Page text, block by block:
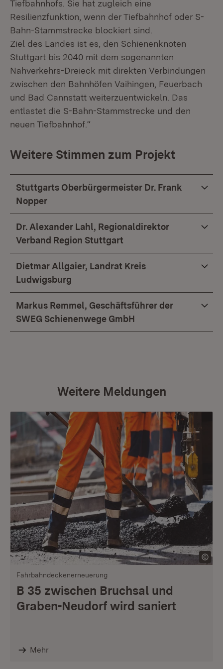
Tiefbahnhofs. Sie hat zugleich eine
Resilienzfunktion, wenn der Tiefbahnhof oder S-
Bahn-Stammstrecke blockiert sind.
Ziel des Landes ist es, den Schienenknoten
Stuttgart bis 2040 mit dem sogenannten
Nahverkehrs-Dreieck mit direkten Verbindungen
zwischen den Bahnhöfen Vaihingen, Feuerbach
und Bad Cannstatt weiterzuentwickeln. Das
entlastet die S-Bahn-Stammstrecke und den
neuen Tiefbahnhof.“
Weitere Stimmen zum Projekt
Stuttgarts Oberbürgermeister Dr. Frank
Nopper
Dr. Alexander Lahl, Regionaldirektor
Verband Region Stuttgart
Dietmar Allgaier, Landrat Kreis
Ludwigsburg
Markus Remmel, Geschäftsführer der
SWEG Schienenwege GmbH
Weitere Meldungen
Fahrbahndeckenerneuerung
B 35 zwischen Bruchsal und
Graben-Neudorf wird saniert
Mehr